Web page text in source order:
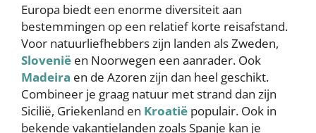
Europa biedt een enorme diversiteit aan
bestemmingen op een relatief korte reisafstand.
Voor natuurliefhebbers zijn landen als Zweden,
Slovenië en Noorwegen een aanrader. Ook
Madeira en de Azoren zijn dan heel geschikt.
Combineer je graag natuur met strand dan zijn
Sicilië, Griekenland en Kroatië populair. Ook in
bekende vakantielanden zoals Spanje kan je